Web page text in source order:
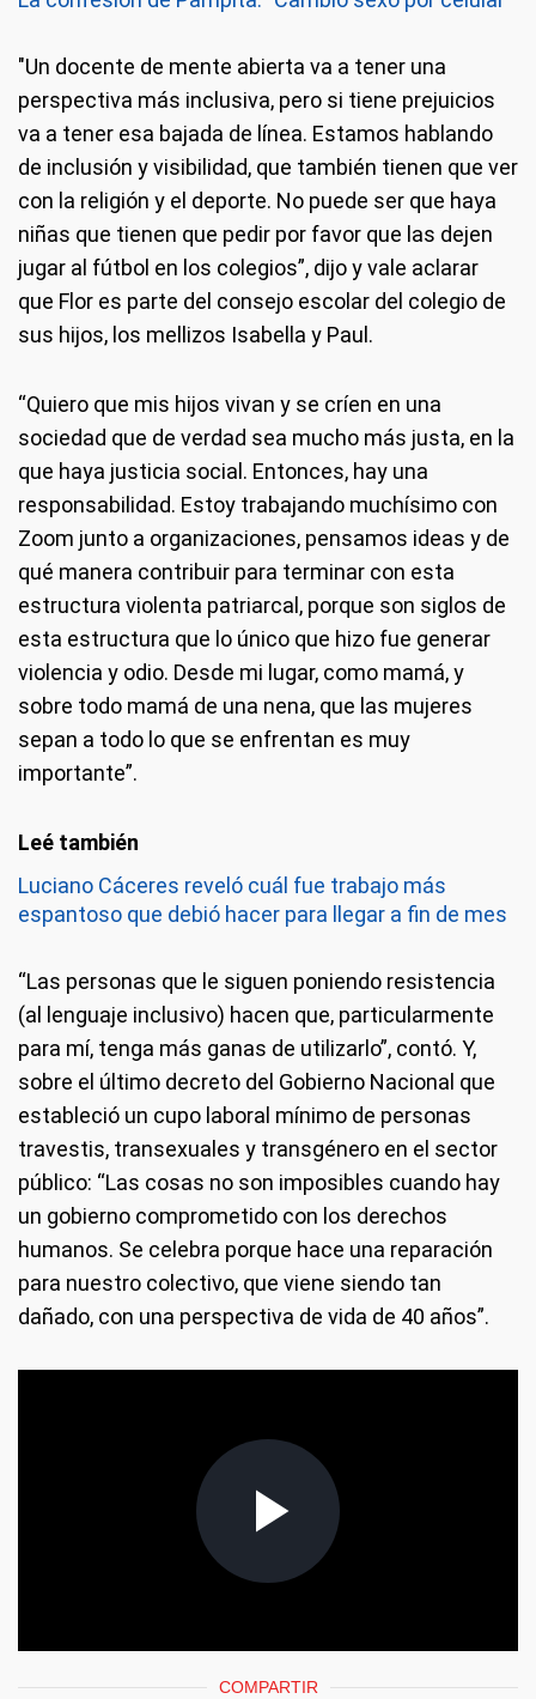
"Un docente de mente abierta va a tener una
perspectiva más inclusiva, pero si tiene prejuicios
va a tener esa bajada de línea. Estamos hablando
de inclusión y visibilidad, que también tienen que ver
con la religión y el deporte. No puede ser que haya
niñas que tienen que pedir por favor que las dejen
jugar al fútbol en los colegios”, dijo y vale aclarar
que Flor es parte del consejo escolar del colegio de
sus hijos, los mellizos Isabella y Paul.
“Quiero que mis hijos vivan y se críen en una
sociedad que de verdad sea mucho más justa, en la
que haya justicia social. Entonces, hay una
responsabilidad. Estoy trabajando muchísimo con
Zoom junto a organizaciones, pensamos ideas y de
qué manera contribuir para terminar con esta
estructura violenta patriarcal, porque son siglos de
esta estructura que lo único que hizo fue generar
violencia y odio. Desde mi lugar, como mamá, y
sobre todo mamá de una nena, que las mujeres
sepan a todo lo que se enfrentan es muy
importante”.
Luciano Cáceres reveló cuál fue trabajo más
espantoso que debió hacer para llegar a fin de mes
“Las personas que le siguen poniendo resistencia
(al lenguaje inclusivo) hacen que, particularmente
para mí, tenga más ganas de utilizarlo”, contó. Y,
sobre el último decreto del Gobierno Nacional que
estableció un cupo laboral mínimo de personas
travestis, transexuales y transgénero en el sector
público: “Las cosas no son imposibles cuando hay
un gobierno comprometido con los derechos
humanos. Se celebra porque hace una reparación
para nuestro colectivo, que viene siendo tan
dañado, con una perspectiva de vida de 40 años”.
COMPARTIR